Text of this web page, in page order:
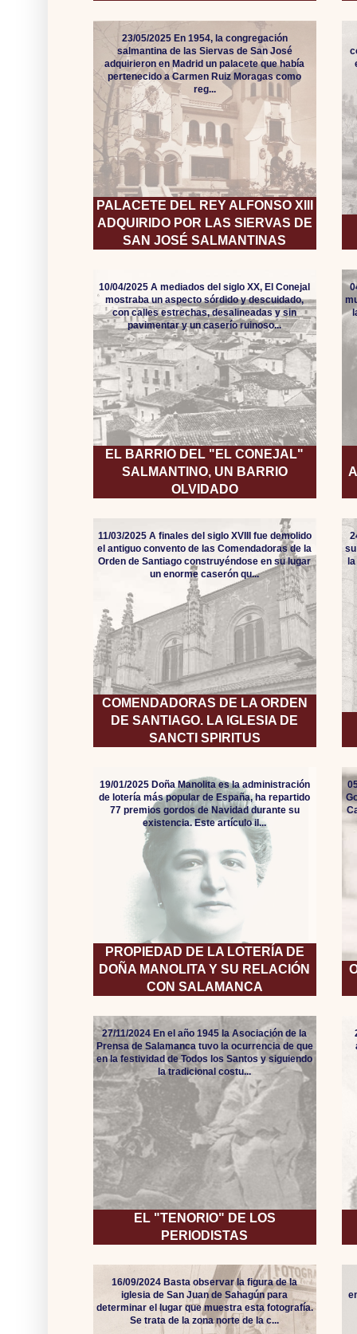
PALACETE DEL REY ALFONSO XIII
ADQUIRIDO POR LAS SIERVAS DE
SAN JOSÉ SALMANTINAS
23/05/2025 En 1954, la congregación
salmantina de las Siervas de San José
adquirieron en Madrid un palacete que había
pertenecido a Carmen Ruiz Moragas como
reg...
EL BARRIO DEL "EL CONEJAL"
SALMANTINO, UN BARRIO
OLVIDADO
10/04/2025 A mediados del siglo XX, El Conejal
mostraba un aspecto sórdido y descuidado,
con calles estrechas, desalineadas y sin
pavimentar y un caserío ruinoso...
COMENDADORAS DE LA ORDEN
DE SANTIAGO. LA IGLESIA DE
SANCTI SPIRITUS
11/03/2025 A finales del siglo XVIII fue demolido
el antiguo convento de las Comendadoras de la
Orden de Santiago construyéndose en su lugar
un enorme caserón qu...
PROPIEDAD DE LA LOTERÍA DE
DOÑA MANOLITA Y SU RELACIÓN
CON SALAMANCA
19/01/2025 Doña Manolita es la administración
de lotería más popular de España, ha repartido
77 premios gordos de Navidad durante su
existencia. Este artículo il...
EL "TENORIO" DE LOS
PERIODISTAS
27/11/2024 En el año 1945 la Asociación de la
Prensa de Salamanca tuvo la ocurrencia de que
en la festividad de Todos los Santos y siguiendo
la tradicional costu...
16/09/2024 Basta observar la figura de la
iglesia de San Juan de Sahagún para
determinar el lugar que muestra esta fotografía.
Se trata de la zona norte de la c...